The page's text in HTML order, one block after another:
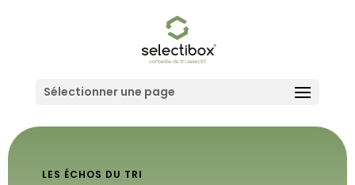
Sélectionner une page
LES ÉCHOS DU TRI